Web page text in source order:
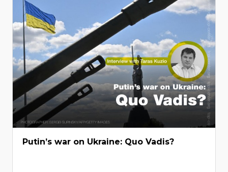
Putin’s war on Ukraine: Quo Vadis?